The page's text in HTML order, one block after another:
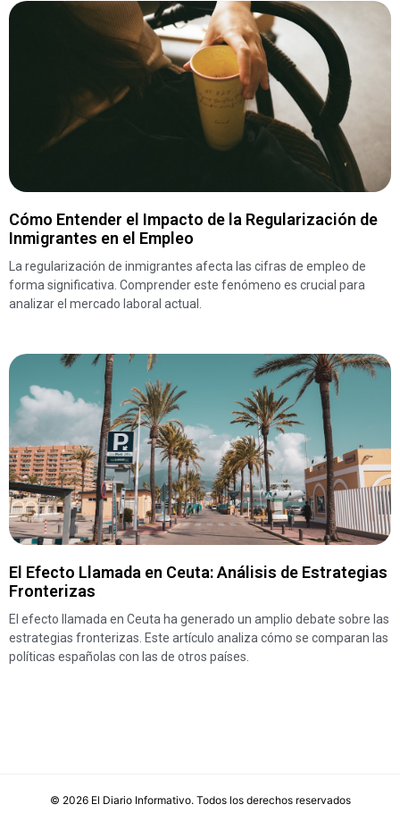
Cómo Entender el Impacto de la Regularización de
Inmigrantes en el Empleo
La regularización de inmigrantes afecta las cifras de empleo de
forma significativa. Comprender este fenómeno es crucial para
analizar el mercado laboral actual.
El Efecto Llamada en Ceuta: Análisis de Estrategias
Fronterizas
El efecto llamada en Ceuta ha generado un amplio debate sobre las
estrategias fronterizas. Este artículo analiza cómo se comparan las
políticas españolas con las de otros países.
© 2026 El Diario Informativo. Todos los derechos reservados